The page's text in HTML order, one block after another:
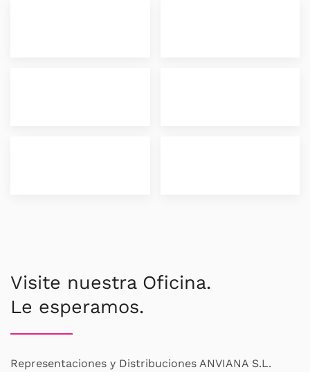
Visite nuestra Oficina.
Le esperamos.
Representaciones y Distribuciones ANVIANA S.L.